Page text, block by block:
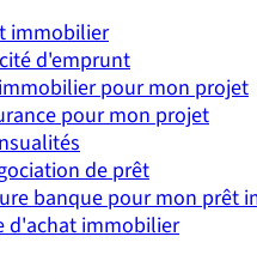
immobilier
d'emprunt
pour mon projet
pour mon projet
de prêt
banque pour mon prêt
d'achat immobilier